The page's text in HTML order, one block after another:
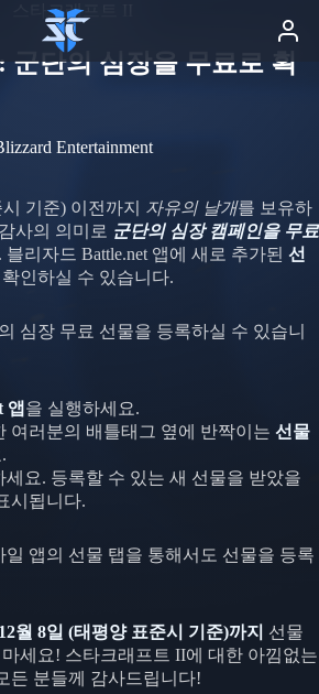
스타크래프트 II
군단의 심장을 무료로 획
Entertainment
기준) 이전까지 자유의 날개를 보유하
사의 의미로 군단의 심장 캠페인을 무료
리자드 Battle.net 앱에 새로 추가된 선
인하실 수 있습니다.
심장 무료 선물을 등록하실 수 있습니
앱 을 실행하세요.
여러분의 배틀태그 옆에 반짝이는 선물
세요. 등록할 수 있는 새 선물을 받았을
시됩니다.
일 앱의 선물 탭을 통해서도 선물을 등록
12월 8일 (태평양 표준시 기준)까지 선물
세요! 스타크래프트 II에 대한 아낌없는
든 분들께 감사드립니다!